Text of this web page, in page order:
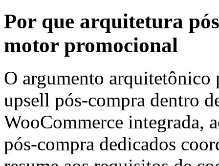
Por que arquitetura
motor promocional
O argumento
upsell pós-compra dentro
WooCommerce integrada,
pós-compra dedicados